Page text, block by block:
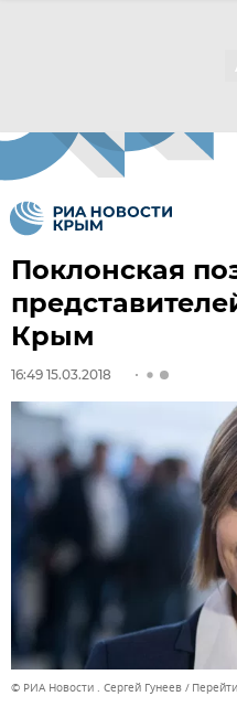
Поклонская
Крым
16:49 15.03.2018
© РИА Новости . Сергей Гунеев